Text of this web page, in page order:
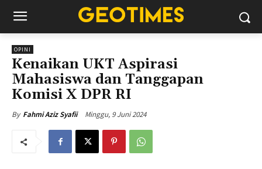
OPINI
Kenaikan UKT Aspirasi
Mahasiswa dan Tanggapan
Komisi X DPR RI
By Fahmi Aziz Syafii Minggu, 9 Juni 2024